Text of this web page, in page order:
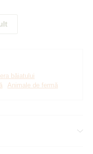
băiatului
Animale de fermă